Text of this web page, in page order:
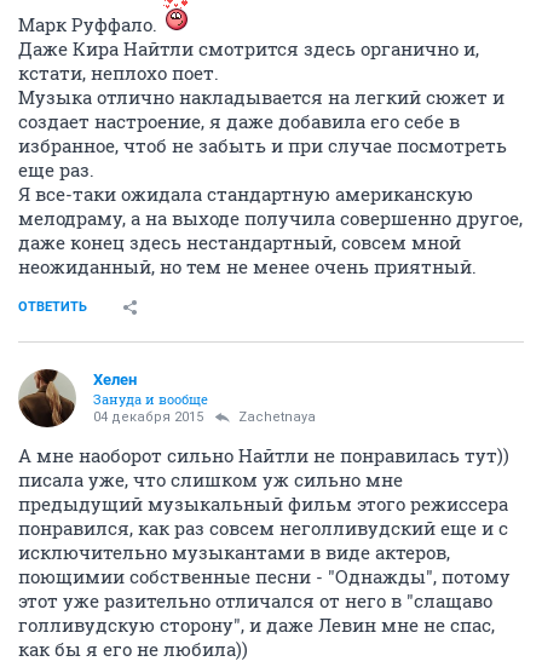
Марк Руффало.
Даже Кира Найтли смотрится здесь органично и,
кстати, неплохо поет.
Музыка отлично накладывается на легкий сюжет и
создает настроение, я даже добавила его себе в
избранное, чтоб не забыть и при случае посмотреть
еще раз.
Я все-таки ожидала стандартную американскую
мелодраму, а на выходе получила совершенно другое,
даже конец здесь нестандартный, совсем мной
неожиданный, но тем не менее очень приятный.
ОТВЕТИТЬ
Хелен
Зануда и вообще
04 декабря 2015 Zachetnaya
А мне наоборот сильно Найтли не понравилась тут))
писала уже, что слишком уж сильно мне
предыдущий музыкальный фильм этого режиссера
понравился, как раз совсем неголливудский еще и с
исключительно музыкантами в виде актеров,
поющимии собственные песни - "Однажды", потому
этот уже разительно отличался от него в "слащаво
голливудскую сторону", и даже Левин мне не спас,
как бы я его не любила))